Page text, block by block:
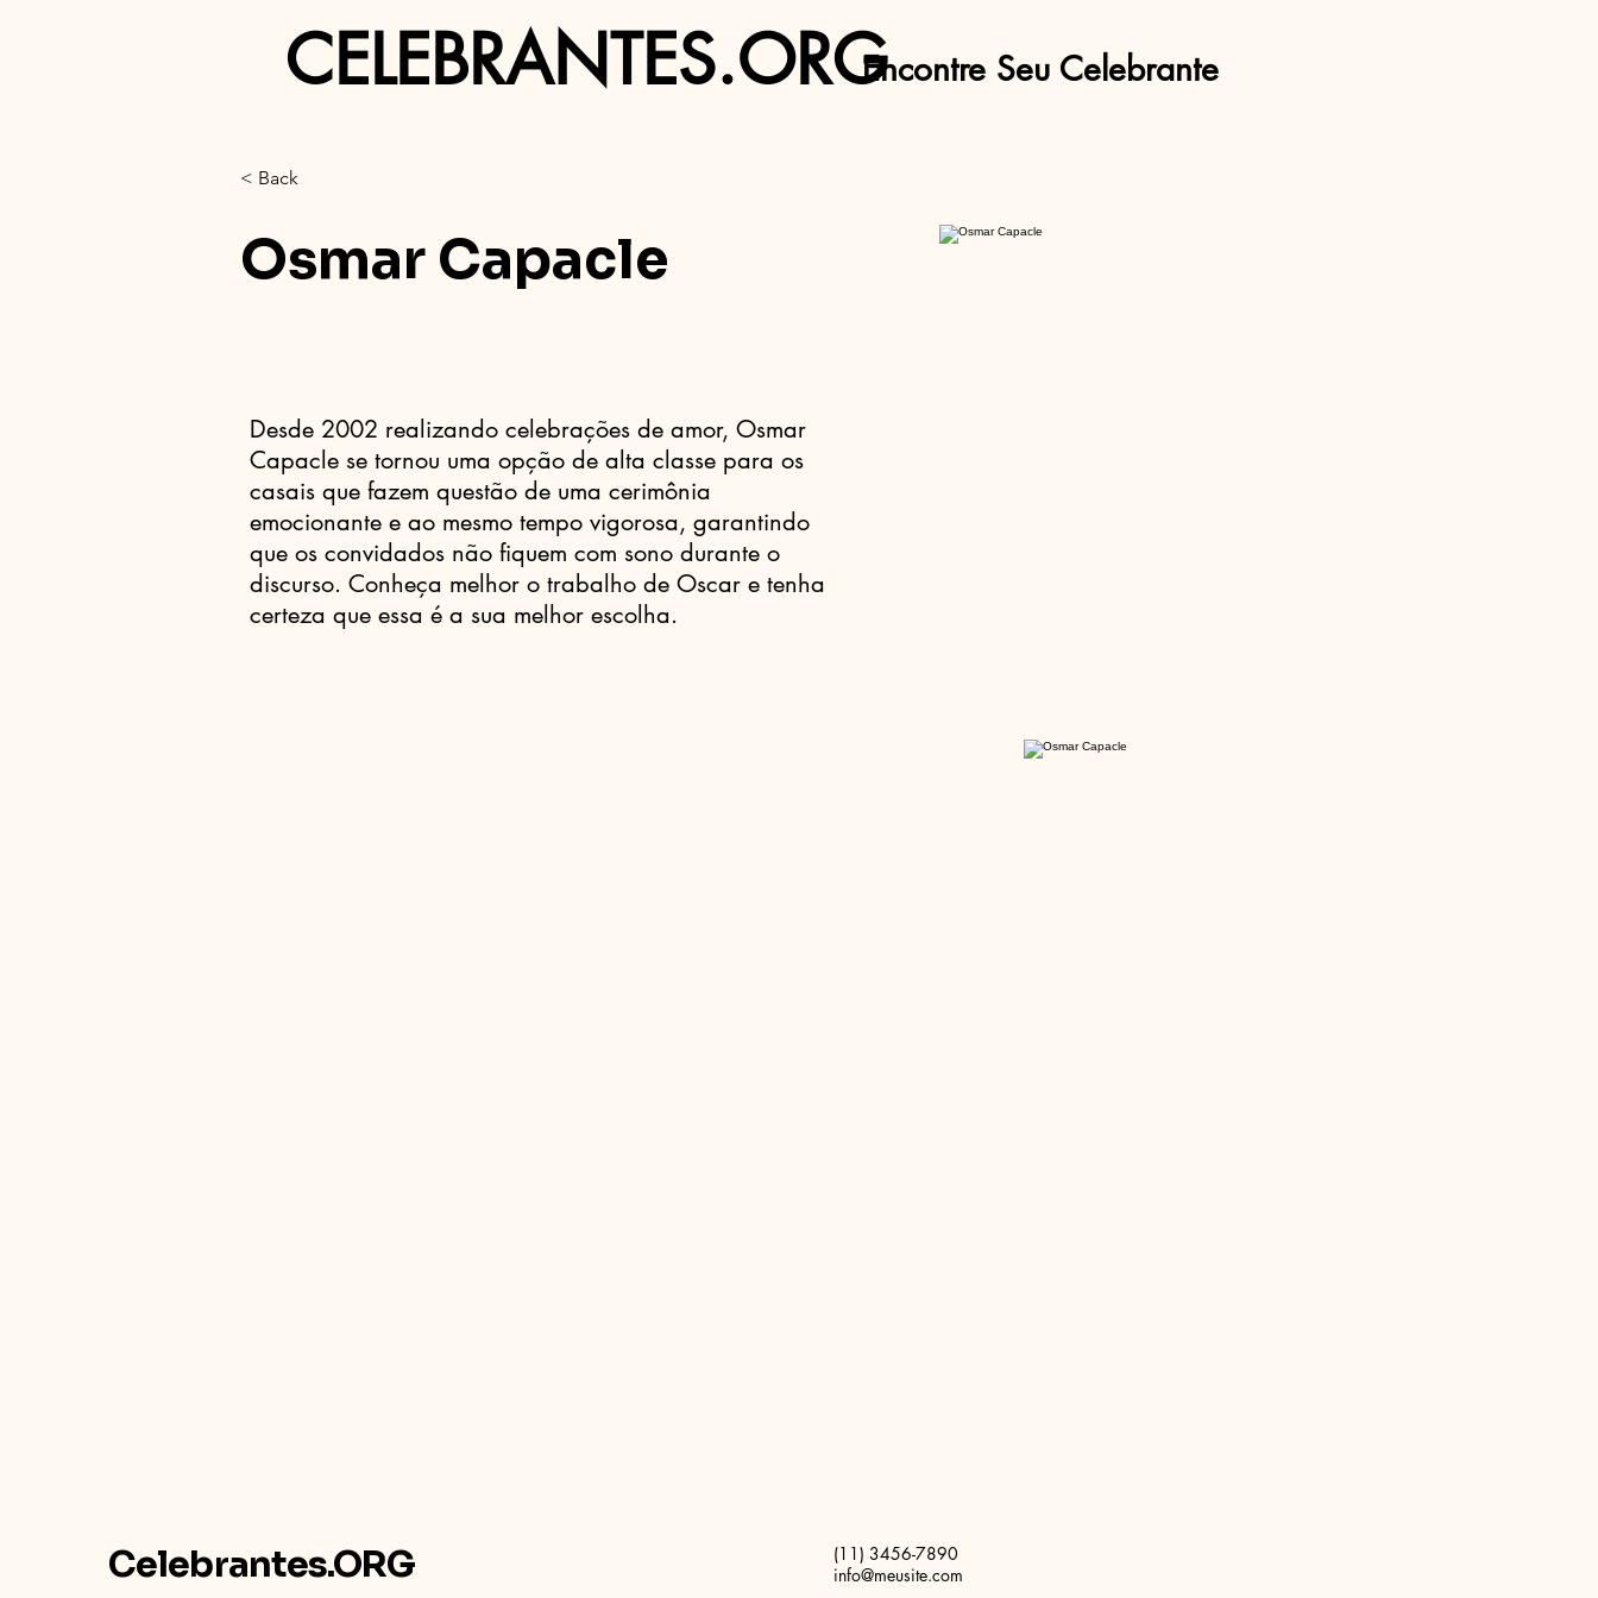
CELEBRANTES.ORGEncontre Seu Celebrante
< Back
Osmar Capacle
Desde 2002 realizando celebrações de amor, Osmar
Capacle se tornou uma opção de alta classe para os
casais que fazem questão de uma cerimônia
emocionante e ao mesmo tempo vigorosa, garantindo
que os convidados não fiquem com sono durante o
discurso. Conheça melhor o trabalho de Oscar e tenha
certeza que essa é a sua melhor escolha.
Celebrantes.ORG
(11) 3456-7890
info@meusite.com